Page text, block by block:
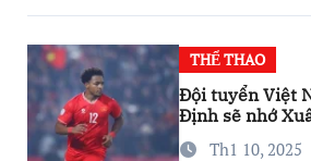
THỂ THAO
Đội tuyển Việt
Định sẽ nhớ
đừng lo…
Th1 10, 2025